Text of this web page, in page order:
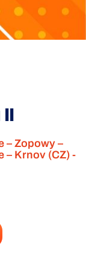
– Zopowy –
– Krnov (CZ) -